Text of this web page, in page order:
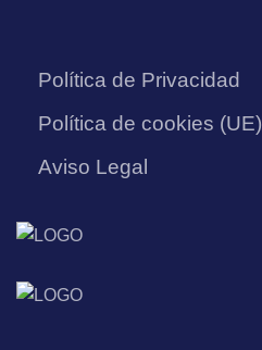
Política de Privacidad
Política de cookies (UE)
Aviso Legal